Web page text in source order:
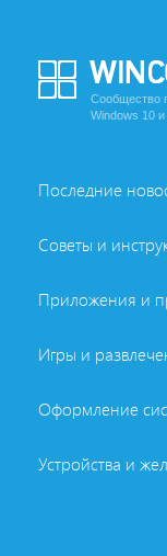
Сообщество
Windows 10 и
Последние
Советы и
Приложения и
Игры и
Оформление
Устройства и